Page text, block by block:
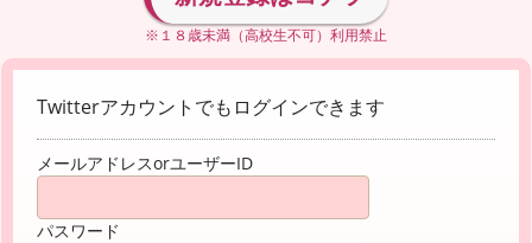
※１８歳未満（高校生不可）利用禁止
Twitterアカウントでもログインできます
メールアドレスorユーザーID
パスワード